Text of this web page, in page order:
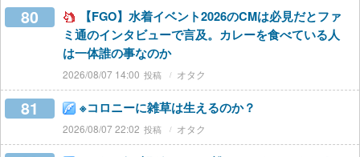
80
【FGO】水着イベント2026のCMは必見だとファ
ミ通のインタビューで言及。カレーを食べている人
は一体誰の事なのか
2026/08/07 14:00 オタク
81 ※コロニーに雑草は生えるのか？
2026/08/07 22:02 オタク